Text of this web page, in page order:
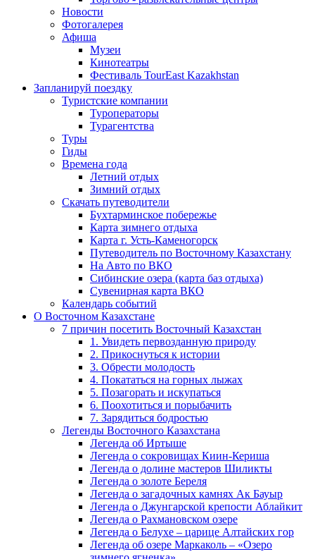
Новости
Фотогалерея
Афиша
Музеи
Кинотеатры
Фестиваль TourEast Kazakhstan
Запланируй поездку
Туристские компании
Туроператоры
Турагентства
Туры
Гиды
Времена года
Летний отдых
Зимний отдых
Скачать путеводители
Бухтарминское побережье
Карта зимнего отдыха
Карта г. Усть-Каменогорск
Путеводитель по Восточному Казахстану
На Авто по ВКО
Сибинские озера (карта баз отдыха)
Сувенирная карта ВКО
Календарь событий
О Восточном Казахстане
7 причин посетить Восточный Казахстан
1. Увидеть первозданную природу
2. Прикоснуться к истории
3. Обрести молодость
4. Покататься на горных лыжах
5. Позагорать и искупаться
6. Поохотиться и порыбачить
7. Зарядиться бодростью
Легенды Восточного Казахстана
Легенда об Иртыше
Легенда о сокровищах Киин-Кериша
Легенда о долине мастеров Шиликты
Легенда о золоте Береля
Легенда о загадочных камнях Ак Бауыр
Легенда о Джунгарской крепости Аблайкит
Легенда о Рахмановском озере
Легенда о Белухе – царице Алтайских гор
Легенда об озере Маркаколь – «Озеро